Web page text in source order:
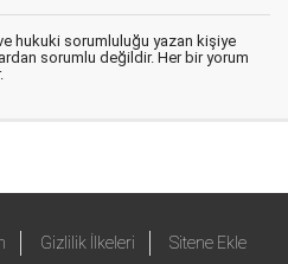
hukuki sorumluluğu yazan kişiye
sorumlu değildir. Her bir yorum
Gizlilik İlkeleri Sitene Ekle